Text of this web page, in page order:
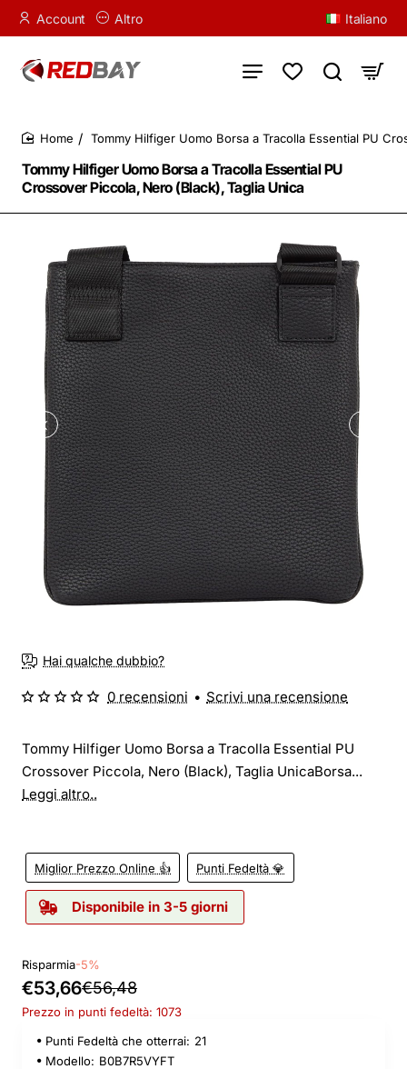
Account Altro Italiano
Tommy Hilfiger Uomo Borsa a Tracolla Essential PU
Crossover Piccola, Nero (Black), Taglia Unica
Tommy Hilfiger Uomo Borsa a Tracolla Essential PU
Hai qualche dubbio?
Tommy Hilfiger Uomo Borsa a Tracolla Essential PU
Crossover Piccola, Nero (Black), Taglia UnicaBorsa...
Leggi altro..
Miglior Prezzo Online 👍 Punti Fedeltà 💎
Disponibile in 3-5 giorni
0 recensioni • Scrivi una recensione
Risparmia-5%
€53,66€56,48
Prezzo in punti fedeltà: 1073
Punti Fedeltà che otterrai: 21
Modello: B0B7R5VYFT